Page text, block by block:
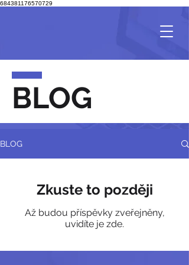
684381176570729
BLOG
BLOG
Zkuste to později
Až budou příspěvky zveřejněny,
uvidíte je zde.